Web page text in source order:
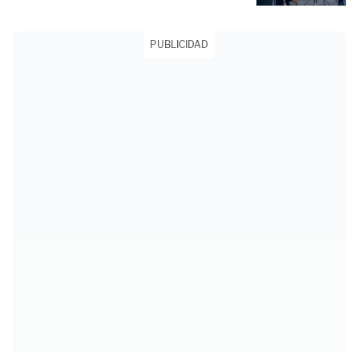
PUBLICIDAD